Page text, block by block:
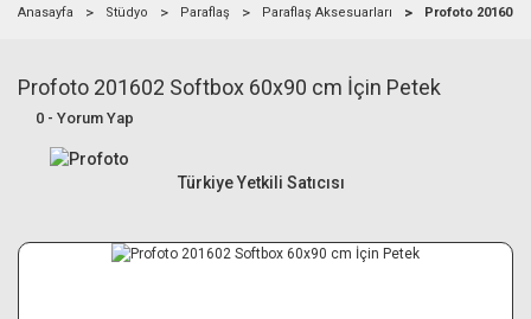
Canon R6 Mark IIIBundle Setler
Alışverişe
Anasayfa Stüdyo Paraflaş Paraflaş Aksesuarları Profoto 201602
Profoto 201602 Softbox 60x90 cm İçin Petek
0 - Yorum Yap
Türkiye Yetkili Satıcısı